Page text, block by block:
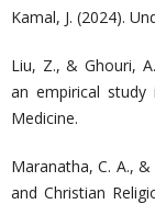
Kamal, J. (2024).
Liu, Z., & Ghouri,
an empirical
Medicine.
Maranatha, C. A.,
and Christian